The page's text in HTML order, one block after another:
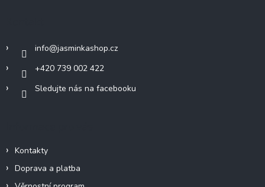
info@jasminkashop.cz
+420 739 002 422
Sledujte nás na facebooku
Kontakty
Doprava a platba